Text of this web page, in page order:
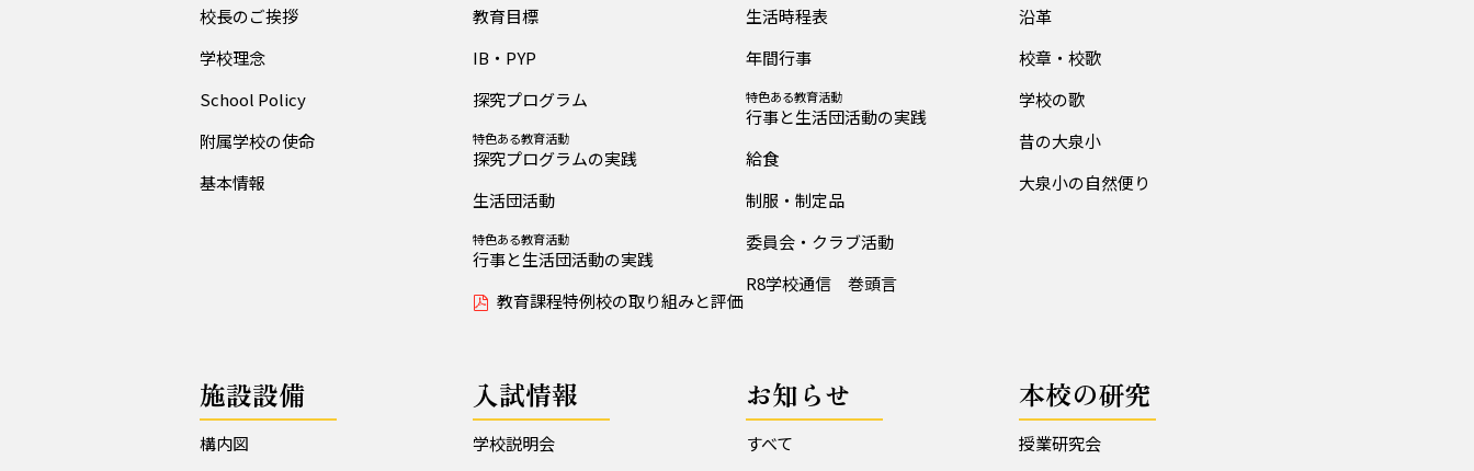
校長のご挨拶
学校理念
School Policy
附属学校の使命
基本情報
教育目標
IB・PYP
探究プログラム
特色ある教育活動
探究プログラムの実践
生活団活動
特色ある教育活動
行事と生活団活動の実践
教育課程特例校の取り組みと評価
生活時程表
年間行事
特色ある教育活動
行事と生活団活動の実践
給食
制服・制定品
委員会・クラブ活動
R8学校通信 巻頭言
沿革
校章・校歌
学校の歌
昔の大泉小
大泉小の自然便り
施設設備
構内図
入試情報
学校説明会
お知らせ
すべて
本校の研究
授業研究会